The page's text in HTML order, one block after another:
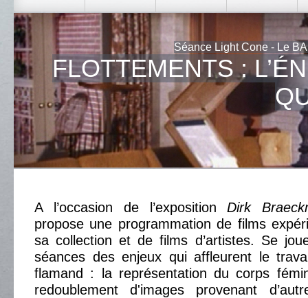
Séance Light Cone - Le
FLOTTEMENTS :
A l’occasion de l’expositionDirk
propose une programmation de films
sa collection et de films d’artistes. Se
séances des enjeux qui affleurent le
flamand : la représentation du corps
redoublement d'images provenant